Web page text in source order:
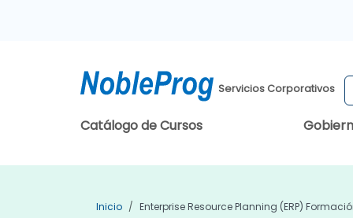
Servicios Corporativos
Catálogo de Cursos
Inicio Enterprise Resource Planning (ERP)